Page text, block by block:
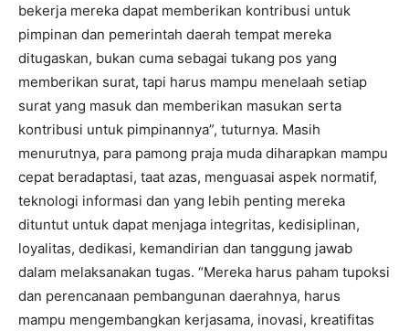
bekerja mereka dapat memberikan kontribusi untuk
pimpinan dan pemerintah daerah tempat mereka
ditugaskan, bukan cuma sebagai tukang pos yang
memberikan surat, tapi harus mampu menelaah setiap
surat yang masuk dan memberikan masukan serta
kontribusi untuk pimpinannya”, tuturnya. Masih
menurutnya, para pamong praja muda diharapkan mampu
cepat beradaptasi, taat azas, menguasai aspek normatif,
teknologi informasi dan yang lebih penting mereka
dituntut untuk dapat menjaga integritas, kedisiplinan,
loyalitas, dedikasi, kemandirian dan tanggung jawab
dalam melaksanakan tugas. “Mereka harus paham tupoksi
dan perencanaan pembangunan daerahnya, harus
mampu mengembangkan kerjasama, inovasi, kreatifitas